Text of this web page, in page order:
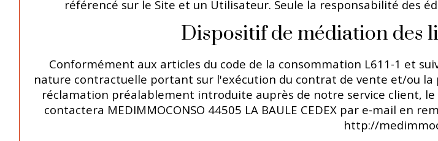
référencé sur le Site et un Utilisateur. Seule la responsabilité des
Dispositif de médiation des
Conformément aux articles du code de la consommation L611-1 et
nature contractuelle portant sur l'exécution du contrat de vente et/ou
réclamation préalablement introduite auprès de notre service client,
contactera MEDIMMOCONSO 44505 LA BAULE CEDEX par e-mail en
http://